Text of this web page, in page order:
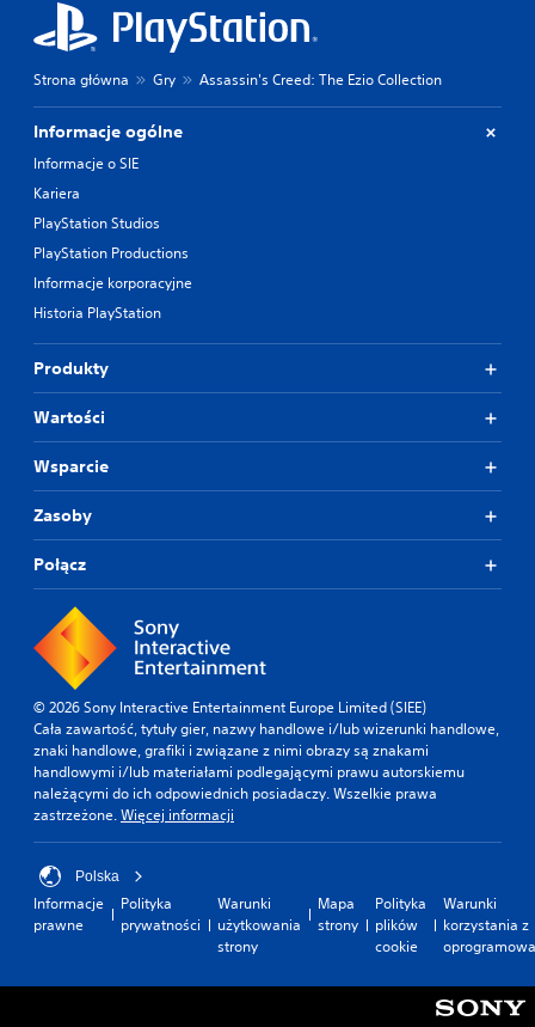
Strona główna Gry Assassin's Creed: The Ezio Collection
Informacje ogólne
Informacje o SIE
Kariera
PlayStation Studios
PlayStation Productions
Informacje korporacyjne
Historia PlayStation
Produkty
Wartości
Wsparcie
Zasoby
Połącz
© 2026 Sony Interactive Entertainment Europe Limited (SIEE)
Cała zawartość, tytuły gier, nazwy handlowe i/lub wizerunki handlowe,
znaki handlowe, grafiki i związane z nimi obrazy są znakami
handlowymi i/lub materiałami podlegającymi prawu autorskiemu
należącymi do ich odpowiednich posiadaczy. Wszelkie prawa
zastrzeżone.Więcej informacji
Polska
Informacje
prawne
Polityka
prywatności
Warunki
użytkowania
strony
Mapa
strony
Polityka
plików
cookie
Warunki
korzystania z